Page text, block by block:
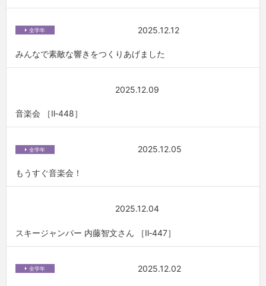
みんなで素敵な響きをつくりあげました
全学年 2025.12.12
音楽会 ［Ⅱ‐448］
2025.12.09
もうすぐ音楽会！
全学年 2025.12.05
スキージャンパー 内藤智文さん ［Ⅱ‐447］
2025.12.04
全学年 2025.12.02